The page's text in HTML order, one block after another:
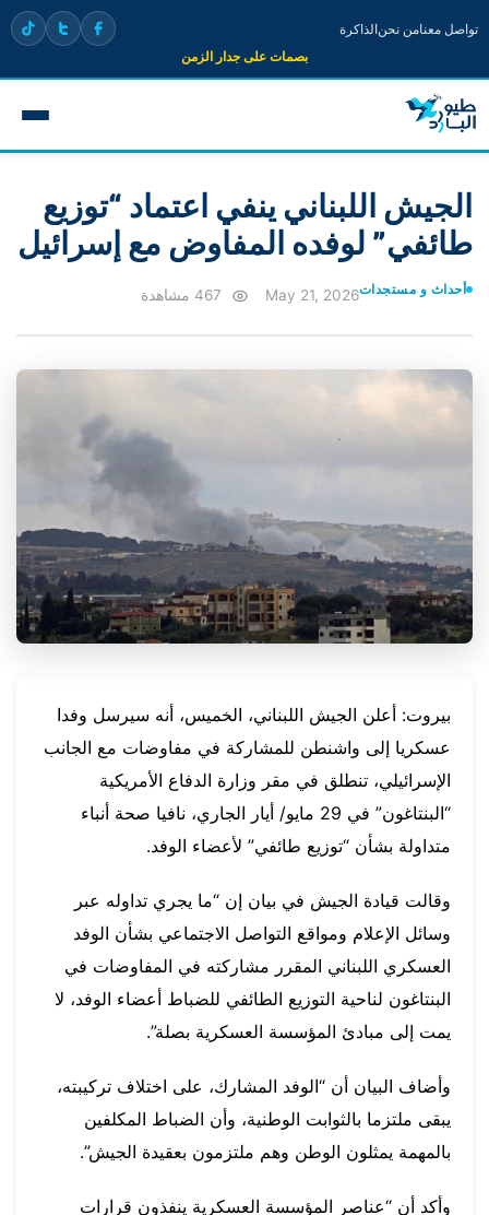
تواصل معنامن نحنالذاكرة
بصمات على جدار الزمن
الجيش اللبناني ينفي اعتماد “توزيع
طائفي” لوفده المفاوض مع إسرائيل
أحداث و مستجداتMay 21, 2026
بيروت: أعلن الجيش اللبناني، الخميس، أنه سيرسل وفدا
عسكريا إلى واشنطن للمشاركة في مفاوضات مع الجانب
الإسرائيلي، تنطلق في مقر وزارة الدفاع الأمريكية
“البنتاغون” في 29 مايو/ أيار الجاري، نافيا صحة أنباء
متداولة بشأن “توزيع طائفي” لأعضاء الوفد.
وقالت قيادة الجيش في بيان إن “ما يجري تداوله عبر
وسائل الإعلام ومواقع التواصل الاجتماعي بشأن الوفد
العسكري اللبناني المقرر مشاركته في المفاوضات في
البنتاغون لناحية التوزيع الطائفي للضباط أعضاء الوفد، لا
يمت إلى مبادئ المؤسسة العسكرية بصلة”.
وأضاف البيان أن “الوفد المشارك، على اختلاف تركيبته،
يبقى ملتزما بالثوابت الوطنية، وأن الضباط المكلفين
بالمهمة يمثلون الوطن وهم ملتزمون بعقيدة الجيش”.
وأكد أن “عناصر المؤسسة العسكرية ينفذون قرارات